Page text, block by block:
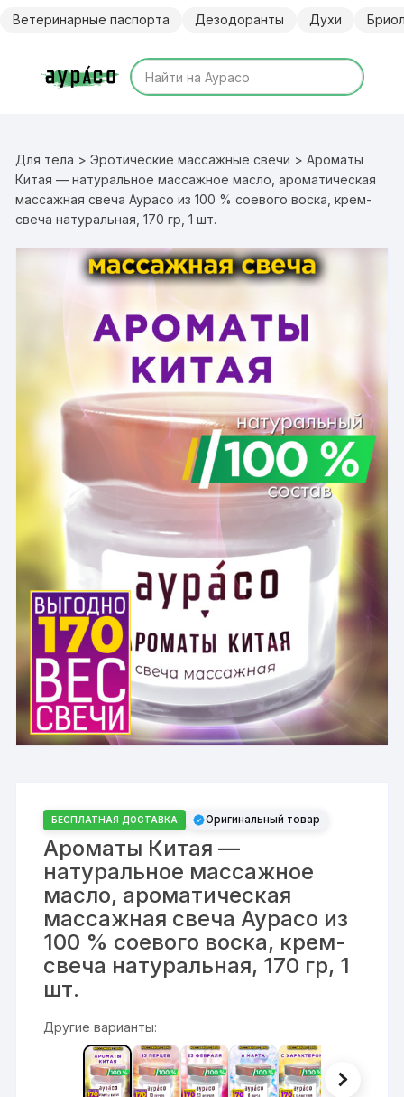
Ветеринарные паспорта Дезодоранты Духи
Для тела >Эротические массажные свечи > Ароматы
Китая — натуральное массажное масло, ароматическая
массажная свеча Аурасо из 100 % соевого воска, крем-
свеча натуральная, 170 гр, 1 шт.
БЕСПЛАТНАЯ ДОСТАВКА Оригинальный товар
Ароматы Китая —
натуральное массажное
масло, ароматическая
массажная свеча Аурасо из
100 % соевого воска, крем-
свеча натуральная, 170 гр, 1
шт.
Другие варианты: